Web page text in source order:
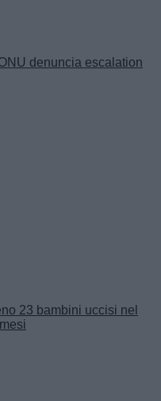
denuncia escalation
23 bambini uccisi nel